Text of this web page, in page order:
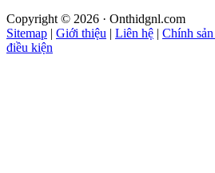
Copyright © 2026 · Onthidgnl.com
Sitemap | Giới thiệu | Liên hệ | Chính
điều kiện